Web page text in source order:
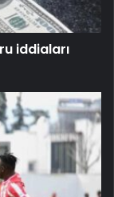
iddiaları